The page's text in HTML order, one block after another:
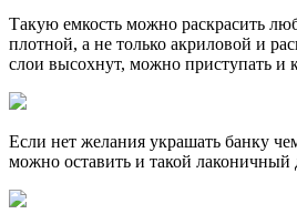
Такую емкость можно раскрасить
плотной, а не только акриловой и
слои высохнут, можно приступать и
Если нет желания украшать банку
можно оставить и такой лаконичный